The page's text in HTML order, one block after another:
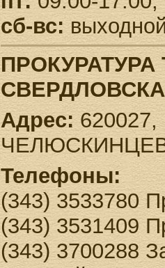
сб-вс:
Адрес: 620027,
Телефоны:
(343) 3533780
(343) 3531409
(343) 3700288